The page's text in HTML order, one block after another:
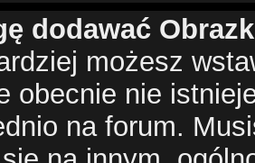
dodawać
możesz
obecnie nie
na forum.